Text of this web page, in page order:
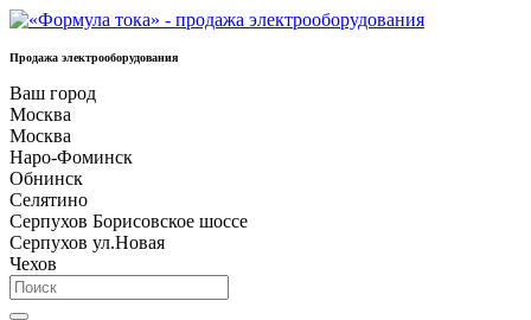
Продажа электрооборудования
Ваш город
Москва
Москва
Наро-Фоминск
Обнинск
Селятино
Серпухов Борисовское шоссе
Серпухов ул.Новая
Чехов